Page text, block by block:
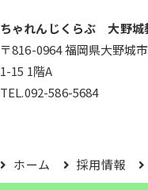
ちゃれんじくらぶ 大野城
〒816-0964 福岡県大野城
1-15 1階A
TEL.092-586-5684
ホーム 採用情報